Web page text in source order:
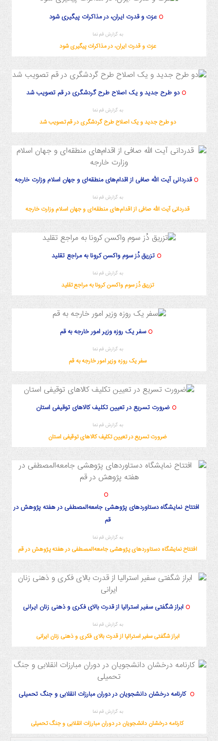
عزت و قدرت ایران، در مذاکرات پیگیری شود
به گزارش قم نما
عزت و قدرت ایران، در مذاکرات پیگیری شود
دو طرح جدید و یک اصلاح طرح گردشگری در قم تصویب شد
به گزارش قم نما
دو طرح جدید و یک اصلاح طرح گردشگری در قم تصویب شد
قدردانی آیت الله صافی از اقدام‌های منطقه‌ای و جهان اسلام وزارت خارجه
به گزارش قم نما
قدردانی آیت الله صافی از اقدام‌های منطقه‌ای و جهان اسلام وزارت خارجه
تزریق دُز سوم واکسن کرونا به مراجع تقلید
به گزارش قم نما
تزریق دُز سوم واکسن کرونا به مراجع تقلید
سفر یک روزه وزیر امور خارجه به قم
به گزارش قم نما
سفر یک روزه وزیر امور خارجه به قم
ضرورت تسریع در تعیین تکلیف کالاهای توقیفی استان
به گزارش قم نما
ضرورت تسریع در تعیین تکلیف کالاهای توقیفی استان
افتتاح نمایشگاه دستاوردهای پژوهشی جامعه‌المصطفی در هفته پژوهش در
قم
به گزارش قم نما
افتتاح نمایشگاه دستاوردهای پژوهشی جامعه‌المصطفی در هفته پژوهش در قم
ابراز شگفتی سفیر استرالیا از قدرت بالای فکری و ذهنی زنان ایرانی
به گزارش قم نما
ابراز شگفتی سفیر استرالیا از قدرت بالای فکری و ذهنی زنان ایرانی
کارنامه درخشان دانشجویان در دوران مبارزات انقلابی و جنگ تحمیلی
به گزارش قم نما
کارنامه درخشان دانشجویان در دوران مبارزات انقلابی و جنگ تحمیلی